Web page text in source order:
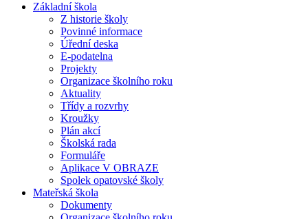
Základní škola
Z historie školy
Povinné informace
Úřední deska
E-podatelna
Projekty
Organizace školního roku
Aktuality
Třídy a rozvrhy
Kroužky
Plán akcí
Školská rada
Formuláře
Aplikace V OBRAZE
Spolek opatovské školy
Mateřská škola
Dokumenty